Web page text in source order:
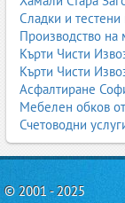
Тези системи
бъдат
3.2. Стендове за
3D стендове;
лазерни
Реглажът при
безопасността и
3.3. Машини за
Сладки и
Производство на
Кърти Чисти
Кърти Чисти
Асфалтиране
Мебелен обков
Счетоводни
© 2001 - 2025